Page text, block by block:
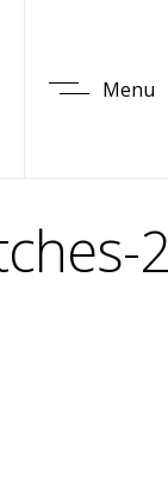
Menu